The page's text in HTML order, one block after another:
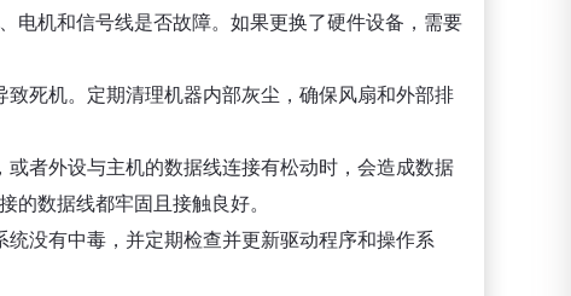
电机和信号线是否故障。如果更换了硬件设备，需要
死机。定期清理机器内部灰尘，确保风扇和外部排
者外设与主机的数据线连接有松动时，会造成数据
数据线都牢固且接触良好。
没有中毒，并定期检查并更新驱动程序和操作系